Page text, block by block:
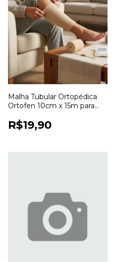
Malha Tubular Ortopédica
Ortofen 10cm x 15m para
Curativos
R$19,90